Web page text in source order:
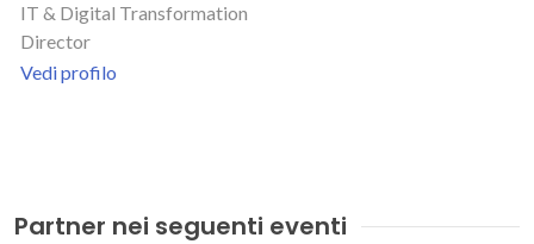
IT & Digital Transformation
Director
Vedi profilo
Partner nei seguenti eventi